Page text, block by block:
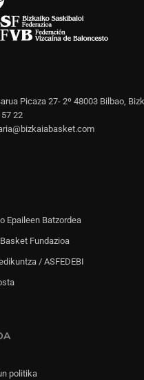
Picaza 27- 2º 48003 Bilbao,
22
Epaileen Batzordea
Fundazioa
/ ASFEDEBI
politika